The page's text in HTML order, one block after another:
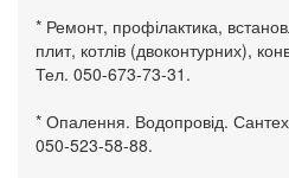
* Ремонт, профілактика,
плит, котлів (двоконтурних),
Тел. 050-673-73-31.
* Опалення. Водопровід.
050-523-58-88.